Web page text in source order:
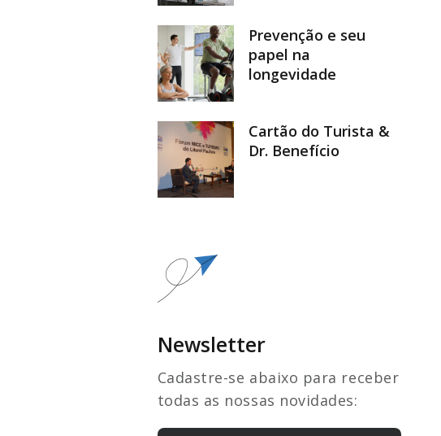
Prevenção e seu
papel na
longevidade
Cartão do Turista &
Dr. Benefício
Newsletter
Cadastre-se abaixo para receber
todas as nossas novidades: